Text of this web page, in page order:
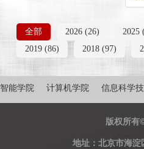
全部 2026 (26)
2025
2019 (86)
2018 (97)
智能学院 计算机学院 信息科学
版权所有
地址：北京市海